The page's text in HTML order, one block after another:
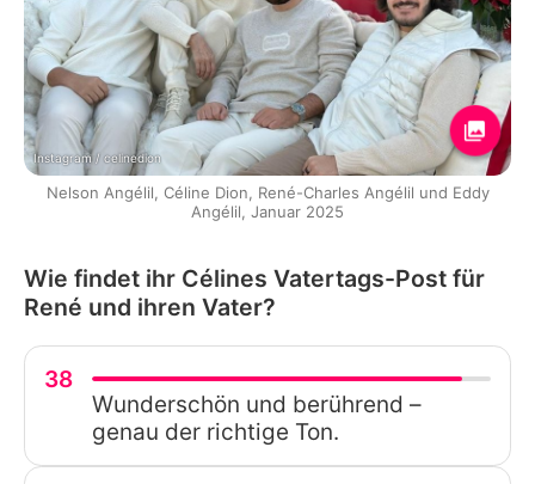
Instagram / celinedion
Nelson Angélil, Céline Dion, René-Charles Angélil und Eddy
Angélil, Januar 2025
Wie findet ihr Célines Vatertags-Post für
René und ihren Vater?
38
Wunderschön und berührend –
genau der richtige Ton.